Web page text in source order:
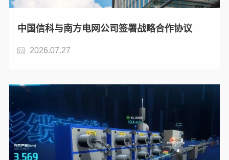
中国信科与南方电网公司签署战略合作协议
2026.07.27